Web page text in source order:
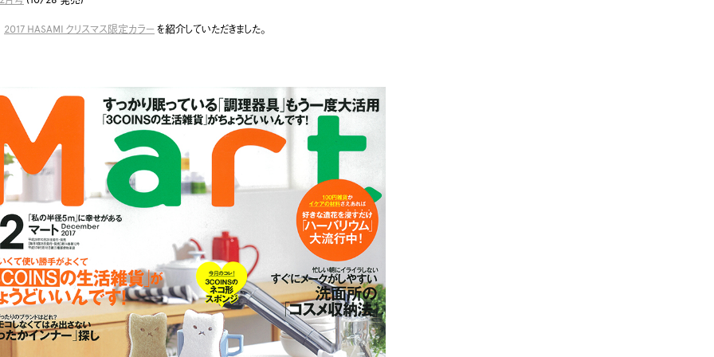
2017 HASAMI クリスマス限定カラー を紹介していただきました。